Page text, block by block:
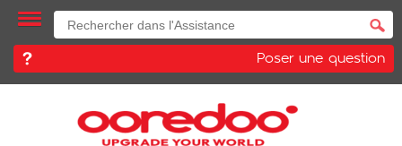
Poser une question